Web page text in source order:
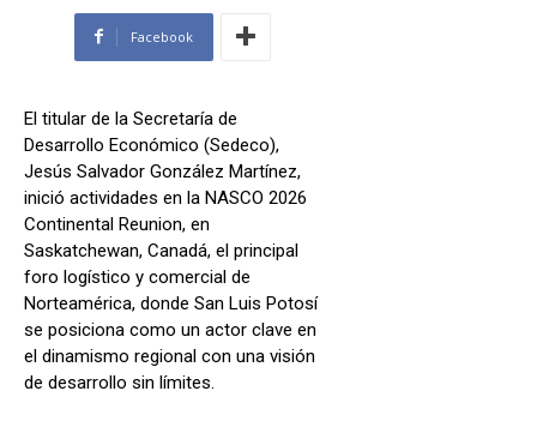
Facebook
El titular de la Secretaría de
Desarrollo Económico (Sedeco),
Jesús Salvador González Martínez,
inició actividades en la NASCO 2026
Continental Reunion, en
Saskatchewan, Canadá, el principal
foro logístico y comercial de
Norteamérica, donde San Luis Potosí
se posiciona como un actor clave en
el dinamismo regional con una visión
de desarrollo sin límites.